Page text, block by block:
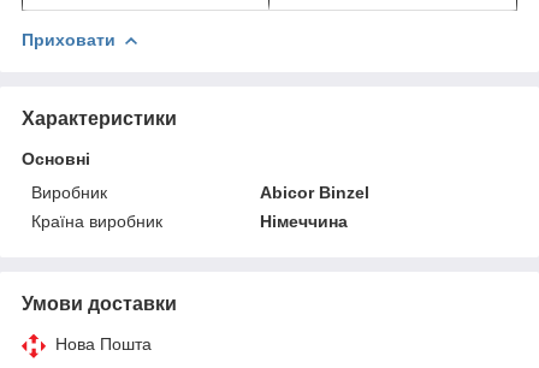
Приховати
Характеристики
Основні
Виробник
Abicor Binzel
Країна виробник
Німеччина
Умови доставки
Нова Пошта